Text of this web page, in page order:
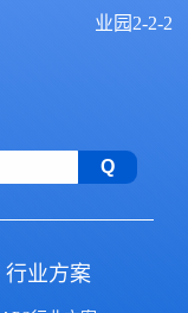
业园2-2-2
行业方案